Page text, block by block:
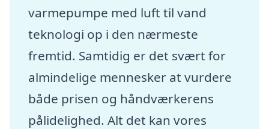
varmepumpe med luft til vand
teknologi op i den nærmeste
fremtid. Samtidig er det svært for
almindelige mennesker at vurdere
både prisen og håndværkerens
pålidelighed. Alt det kan vores